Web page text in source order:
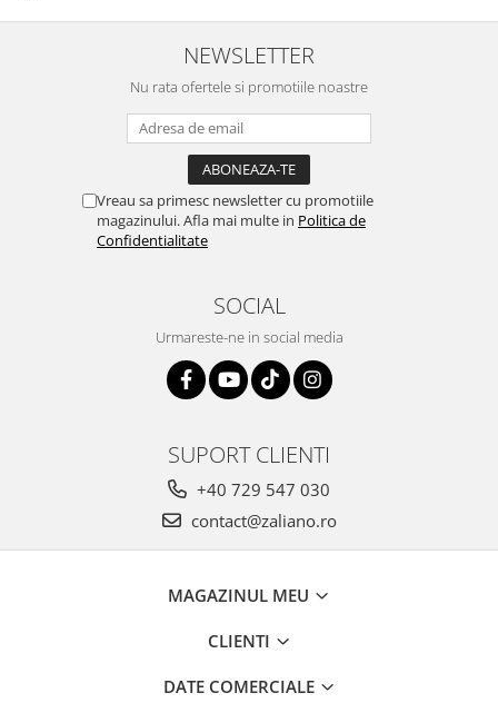
NEWSLETTER
Nu rata ofertele si promotiile noastre
Vreau sa primesc newsletter cu promotiile
magazinului. Afla mai multe in Politica de
Confidentialitate
SOCIAL
Urmareste-ne in social media
SUPORT CLIENTI
+40 729 547 030
contact@zaliano.ro
MAGAZINUL MEU
CLIENTI
DATE COMERCIALE